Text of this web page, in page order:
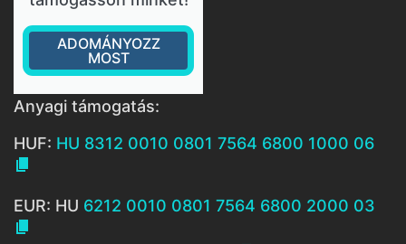
ADOMÁNYOZZ
MOST
Anyagi támogatás:
HUF: HU 8312 0010 0801 7564 6800 1000 06

EUR: HU 6212 0010 0801 7564 6800 2000 03
